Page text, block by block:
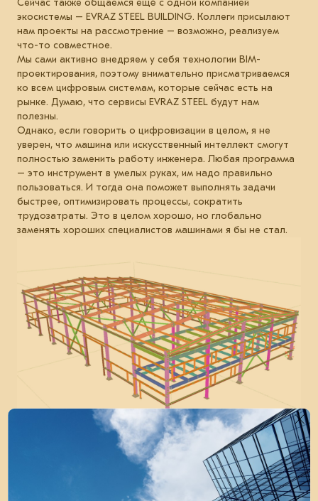
экосистемы – EVRAZ STEEL BUILDING. Коллеги присылают
нам проекты на рассмотрение – возможно, реализуем
что-то совместное.
Мы сами активно внедряем у себя технологии BIM-
проектирования, поэтому внимательно присматриваемся
ко всем цифровым системам, которые сейчас есть на
рынке. Думаю, что сервисы EVRAZ STEEL будут нам
полезны.
Однако, если говорить о цифровизации в целом, я не
уверен, что машина или искусственный интеллект смогут
полностью заменить работу инженера. Любая программа
– это инструмент в умелых руках, им надо правильно
пользоваться. И тогда она поможет выполнять задачи
быстрее, оптимизировать процессы, сократить
трудозатраты. Это в целом хорошо, но глобально
заменять хороших специалистов машинами я бы не стал.